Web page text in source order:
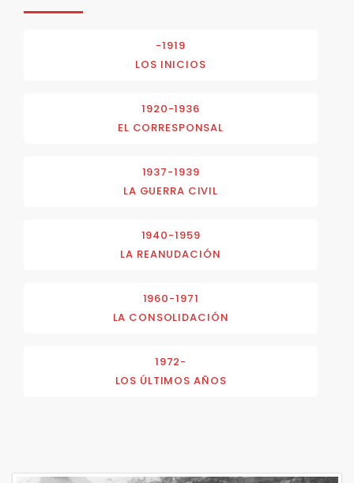
-1919
LOS INICIOS
1920-1936
EL CORRESPONSAL
1937-1939
LA GUERRA CIVIL
1940-1959
LA REANUDACIÓN
1960-1971
LA CONSOLIDACIÓN
1972-
LOS ÚLTIMOS AÑOS